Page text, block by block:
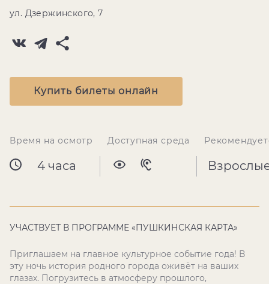
ул. Дзержинского, 7
Купить билеты онлайн
Время на осмотр
4 часа
Доступная среда
УЧАСТВУЕТ В ПРОГРАММЕ «ПУШКИНСКАЯ КАРТА»
Приглашаем на главное культурное событие года! В
эту ночь история родного города оживёт на ваших
глазах. Погрузитесь в атмосферу прошлого,